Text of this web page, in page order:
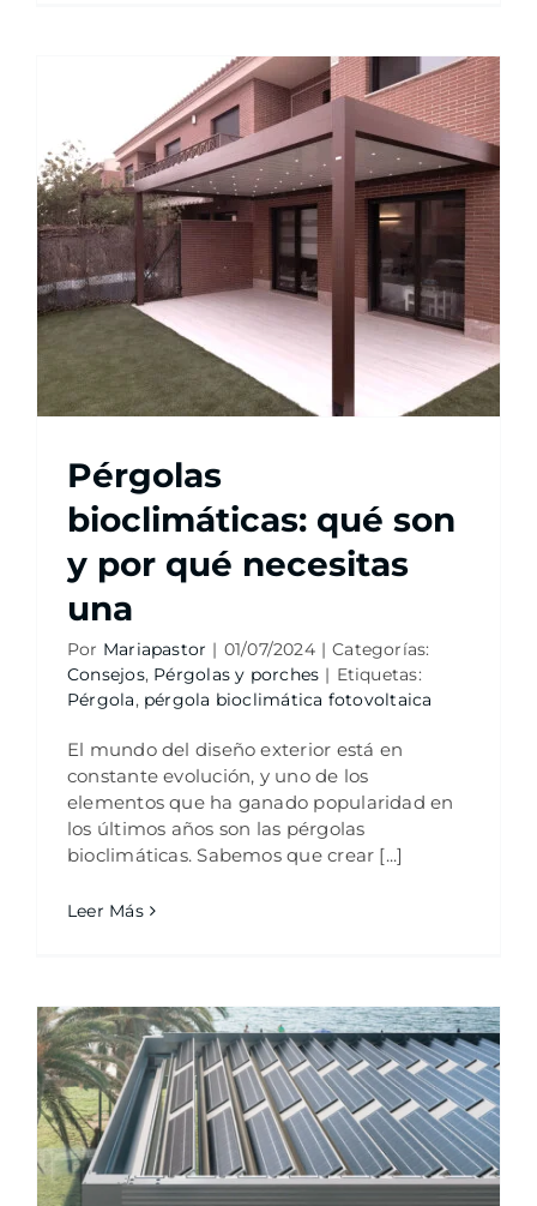
Pérgolas
bioclimáticas: qué son
y por qué necesitas
una
Por Mariapastor | 01/07/2024 | Categorías:
Consejos, Pérgolas y porches | Etiquetas:
Pérgola, pérgola bioclimática fotovoltaica
El mundo del diseño exterior está en
constante evolución, y uno de los
elementos que ha ganado popularidad en
los últimos años son las pérgolas
bioclimáticas. Sabemos que crear [...]
Leer Más